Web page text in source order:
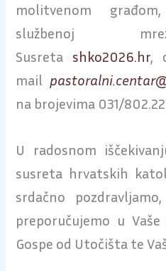
molitvenom
službenoj
Susreta shko2026.hr,
mail
na brojevima 031/
U radosnom
susreta hrvatskih
srdačno
preporučujemo u
Gospe od Utočišta te